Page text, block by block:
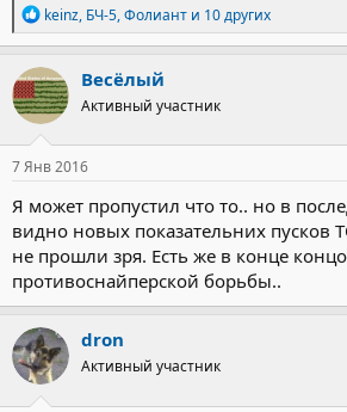
Р
е
а
к
ц
и
и
:
keinz, БЧ-5,Фолиант и 10 других
Весёлый
Активный участник
7 Янв 2016
Я может пропустил что то.. но в
видно новых показательних пусков
не прошли зря. Есть же в конце
противоснайперской борьбы..
dron
Активный участник